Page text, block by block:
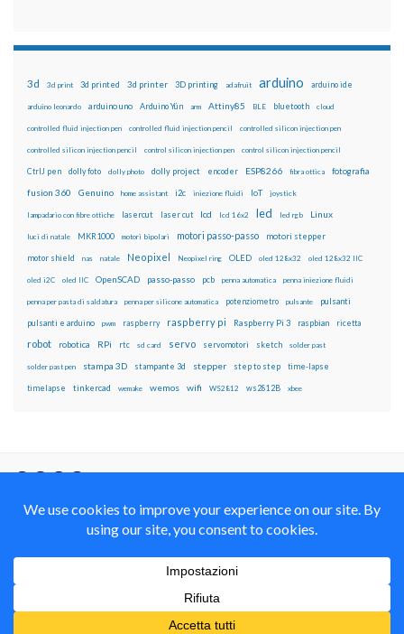
3d 3d print 3d printed 3d printer 3D printing adafruit arduino arduino ide
arduino leonardo arduino uno Arduino Yún arm Attiny85 BLE bluetooth cloud
controlled fluid injection pen controlled fluid injection pencil controlled silicon injection pen
controlled silicon injection pencil control silicon injection pen control silicon injection pencil
CtrlJ pen dolly foto dolly photo dolly project encoder ESP8266 fibra ottica fotografia
fusion 360 Genuino home assistant i2c iniezione fluidi IoT joystick
lampadario con fibre ottiche lasercut laser cut lcd lcd 16x2 led led rgb Linux
luci di natale MKR1000 motori bipolari motori passo-passo motori stepper
motor shield nas natale Neopixel Neopixel ring OLED oled 128x32 oled 128x32 IIC
oled i2C oled IIC OpenSCAD passo-passo pcb penna automatica penna iniezione fluidi
penna per pasta di saldatura penna per silicone automatica potenziometro pulsante pulsanti
pulsanti e arduino pwm raspberry raspberry pi Raspberry Pi 3 raspbian ricetta
robot robotica RPi rtc sd card servo servomotori sketch solder past
solder past pen stampa 3D stampante 3d stepper step to step time-lapse
timelapse tinkercad wemake wemos wifi WS2812 ws2812B xbee
Alike 4.0 International
© 2012-2018 Mauro Alfieri Elettronica Domotica Robotica Arduino Corsi